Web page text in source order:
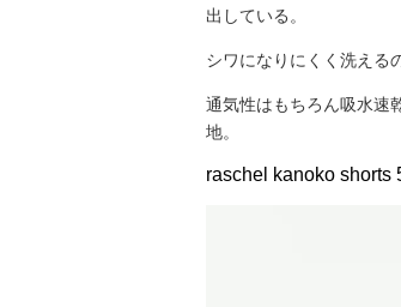
出している。
シワになりにくく洗える
通気性はもちろん吸水速
地。
raschel kanoko shorts